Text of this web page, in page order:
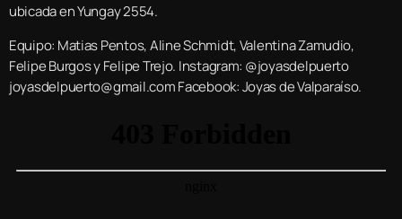
ubicada en Yungay 2554.
Equipo: Matias Pentos, Aline Schmidt, Valentina Zamudio,
Felipe Burgos y Felipe Trejo. Instagram: @joyasdelpuerto
joyasdelpuerto@gmail.com Facebook: Joyas de Valparaíso.